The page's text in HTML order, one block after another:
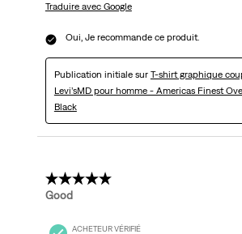
Traduire avec Google
Oui, Je recommande ce produit.
Publication initiale sur T-shirt graphique
Levi’sMD pour homme - Americas Finest
Black
5 étoile(s) sur 5.
Good
ACHETEUR VÉRIFIÉ